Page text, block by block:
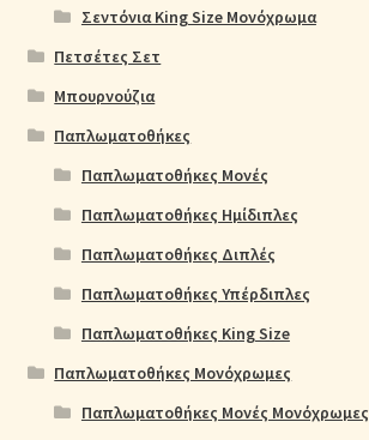
Σεντόνια King Size Μονόχρωμα
Πετσέτες Σετ
Μπουρνούζια
Παπλωματοθήκες
Παπλωματοθήκες Μονές
Παπλωματοθήκες Ημίδιπλες
Παπλωματοθήκες Διπλές
Παπλωματοθήκες Υπέρδιπλες
Παπλωματοθήκες King Size
Παπλωματοθήκες Μονόχρωμες
Παπλωματοθήκες Μονές Μονόχρωμες